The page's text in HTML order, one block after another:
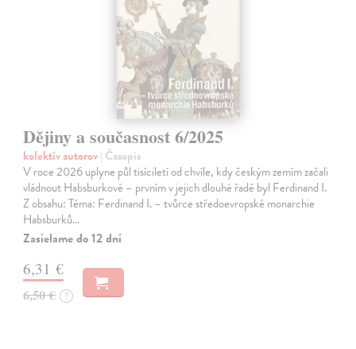
Dějiny a současnost 6/2025
kolektív autorov| Časopis
V roce 2026 uplyne půl tisíciletí od chvíle, kdy českým zemím začali
vládnout Habsburkové – prvním v jejich dlouhé řadě byl Ferdinand I.
Z obsahu: Téma: Ferdinand I. – tvůrce středoevropské monarchie
Habsburků…
Zasielame do 12 dní
6,31 €
6,50 € ?